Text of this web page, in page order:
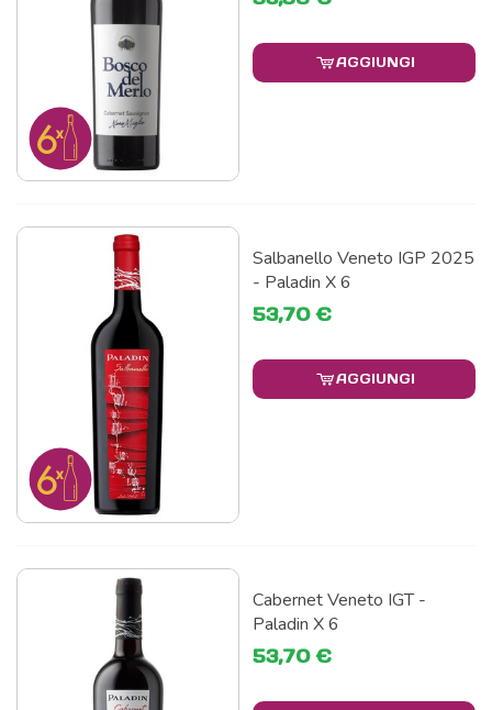
AGGIUNGI
Salbanello Veneto IGP 2025
- Paladin X 6
53,70 €
AGGIUNGI
Cabernet Veneto IGT -
Paladin X 6
53,70 €